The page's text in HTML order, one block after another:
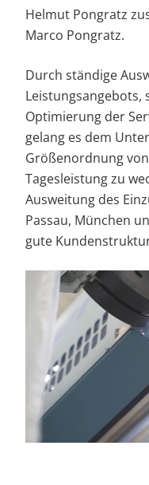
Helmut Pongratz
Marco Pongratz.
Durch ständige
Optimierung der
gelang es dem
Größenordnung
Tagesleistung zu
Ausweitung des
Passau, München
gute